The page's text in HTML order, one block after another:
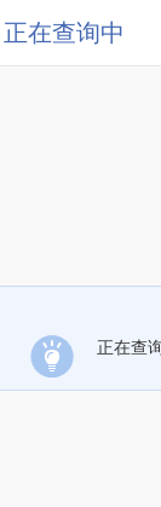
正在查询中
正在查